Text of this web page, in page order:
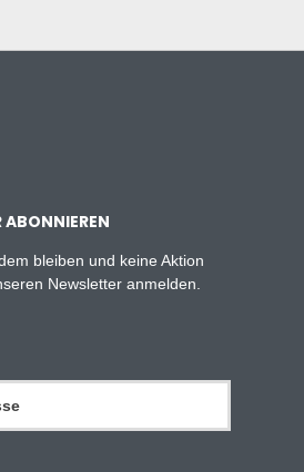
bleiben und keine Aktion
Newsletter anmelden.